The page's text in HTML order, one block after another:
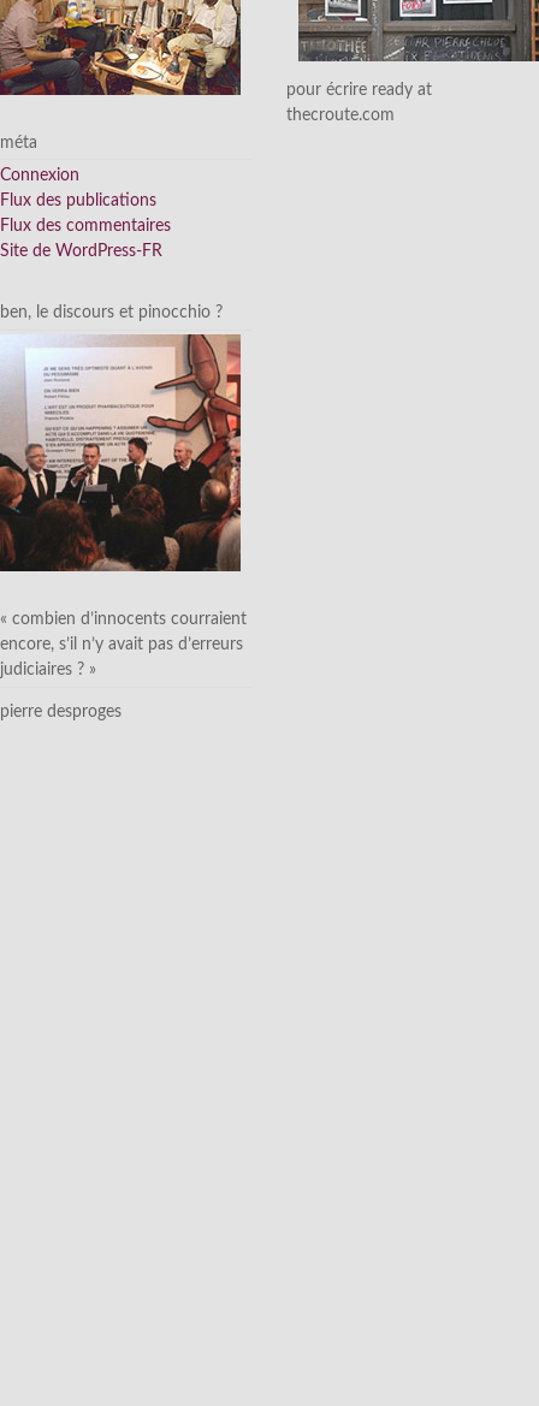
méta
Connexion
Flux des publications
Flux des commentaires
Site de WordPress-FR
ben, le discours et pinocchio ?
« combien d’innocents courraient
encore, s’il n’y avait pas d’erreurs
judiciaires ? »
pierre desproges
pour écrire ready at
thecroute.com